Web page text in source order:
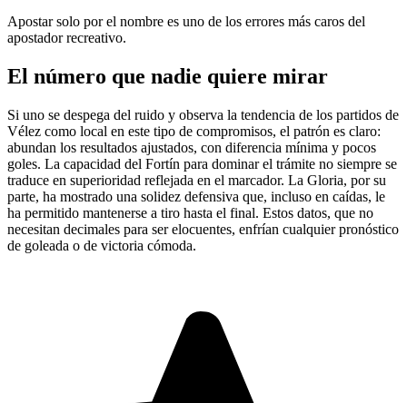
Apostar solo por el nombre es uno de los errores más caros del
apostador recreativo.
El número que nadie quiere mirar
Si uno se despega del ruido y observa la tendencia de los partidos de
Vélez como local en este tipo de compromisos, el patrón es claro:
abundan los resultados ajustados, con diferencia mínima y pocos
goles. La capacidad del Fortín para dominar el trámite no siempre se
traduce en superioridad reflejada en el marcador. La Gloria, por su
parte, ha mostrado una solidez defensiva que, incluso en caídas, le
ha permitido mantenerse a tiro hasta el final. Estos datos, que no
necesitan decimales para ser elocuentes, enfrían cualquier pronóstico
de goleada o de victoria cómoda.